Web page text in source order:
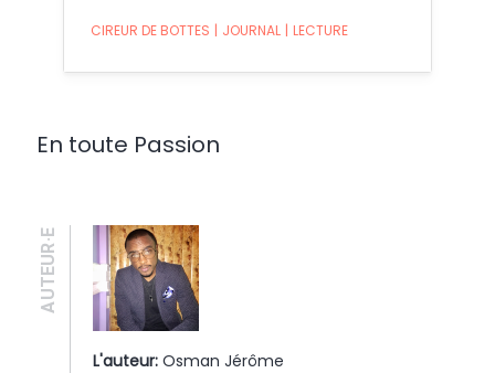
CIREUR DE BOTTES | JOURNAL | LECTURE
En toute Passion
AUTEUR·E
L'auteur: Osman Jérôme